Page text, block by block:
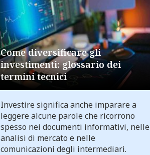
Come diversificare gli
investimenti: glossario dei
termini tecnici
Investire significa anche imparare a
leggere alcune parole che ricorrono
spesso nei documenti informativi, nelle
analisi di mercato e nelle
comunicazioni degli intermediari.